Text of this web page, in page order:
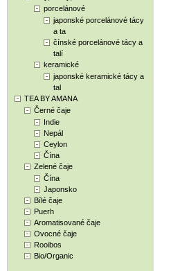
porcelánové
japonské porcelánové tácy
a ta
čínské porcelánové tácy a
talí
keramické
japonské keramické tácy a
tal
TEA BY AMANA
Černé čaje
Indie
Nepál
Ceylon
Čína
Zelené čaje
Čína
Japonsko
Bílé čaje
Puerh
Aromatisované čaje
Ovocné čaje
Rooibos
Bio/Organic